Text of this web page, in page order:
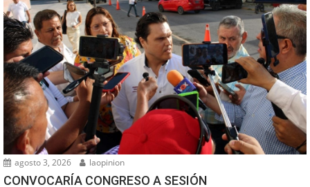
agosto 3, 2026 laopinion
CONVOCARÍA CONGRESO A SESIÓN